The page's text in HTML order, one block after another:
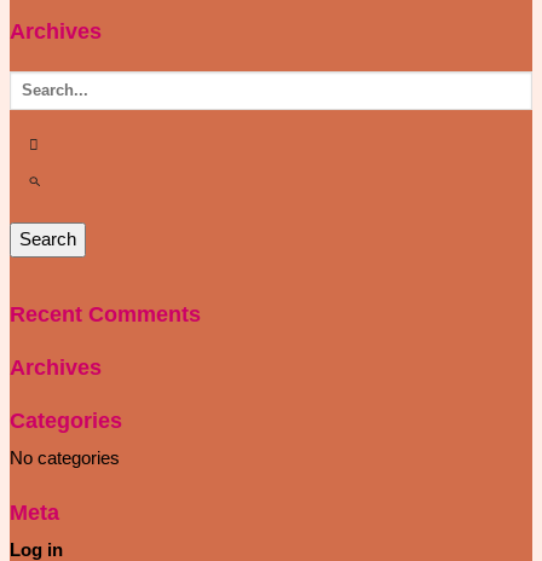
Archives
Recent Comments
Archives
Categories
No categories
Meta
Log in